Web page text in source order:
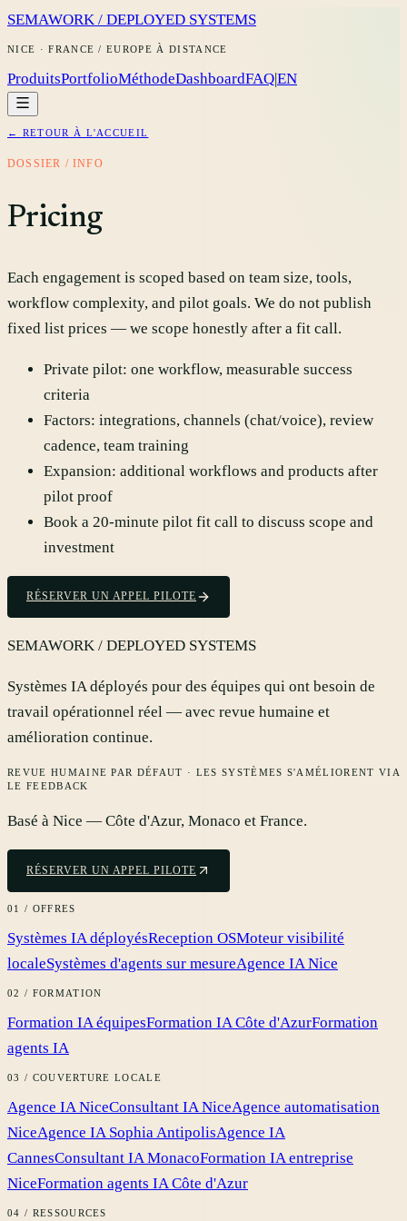
SEMAWORK / DEPLOYED SYSTEMS
NICE · FRANCE / EUROPE À DISTANCE
ProduitsPortfolioMéthodeDashboardFAQ|EN
← RETOUR À L'ACCUEIL
DOSSIER / INFO
Pricing
Each engagement is scoped based on team size, tools,
workflow complexity, and pilot goals. We do not publish
fixed list prices — we scope honestly after a fit call.
Private pilot: one workflow, measurable success
criteria
Factors: integrations, channels (chat/voice), review
cadence, team training
Expansion: additional workflows and products after
pilot proof
Book a 20-minute pilot fit call to discuss scope and
investment
RÉSERVER UN APPEL PILOTE
SEMAWORK / DEPLOYED SYSTEMS
Systèmes IA déployés pour des équipes qui ont besoin de
travail opérationnel réel — avec revue humaine et
amélioration continue.
REVUE HUMAINE PAR DÉFAUT · LES SYSTÈMES S'AMÉLIORENT VIA
LE FEEDBACK
Basé à Nice — Côte d'Azur, Monaco et France.
RÉSERVER UN APPEL PILOTE
01 / OFFRES
Systèmes IA déployésReception OSMoteur visibilité
localeSystèmes d'agents sur mesureAgence IA Nice
02 / FORMATION
Formation IA équipesFormation IA Côte d'AzurFormation
agents IA
03 / COUVERTURE LOCALE
Agence IA NiceConsultant IA NiceAgence automatisation
NiceAgence IA Sophia AntipolisAgence IA
CannesConsultant IA MonacoFormation IA entreprise
NiceFormation agents IA Côte d'Azur
04 / RESSOURCES